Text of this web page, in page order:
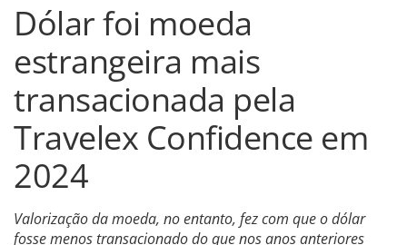
Dólar foi moeda
estrangeira mais
transacionada pela
Travelex Confidence em
2024
Valorização da moeda, no entanto, fez com que o dólar
fosse menos transacionado do que nos anos anteriores